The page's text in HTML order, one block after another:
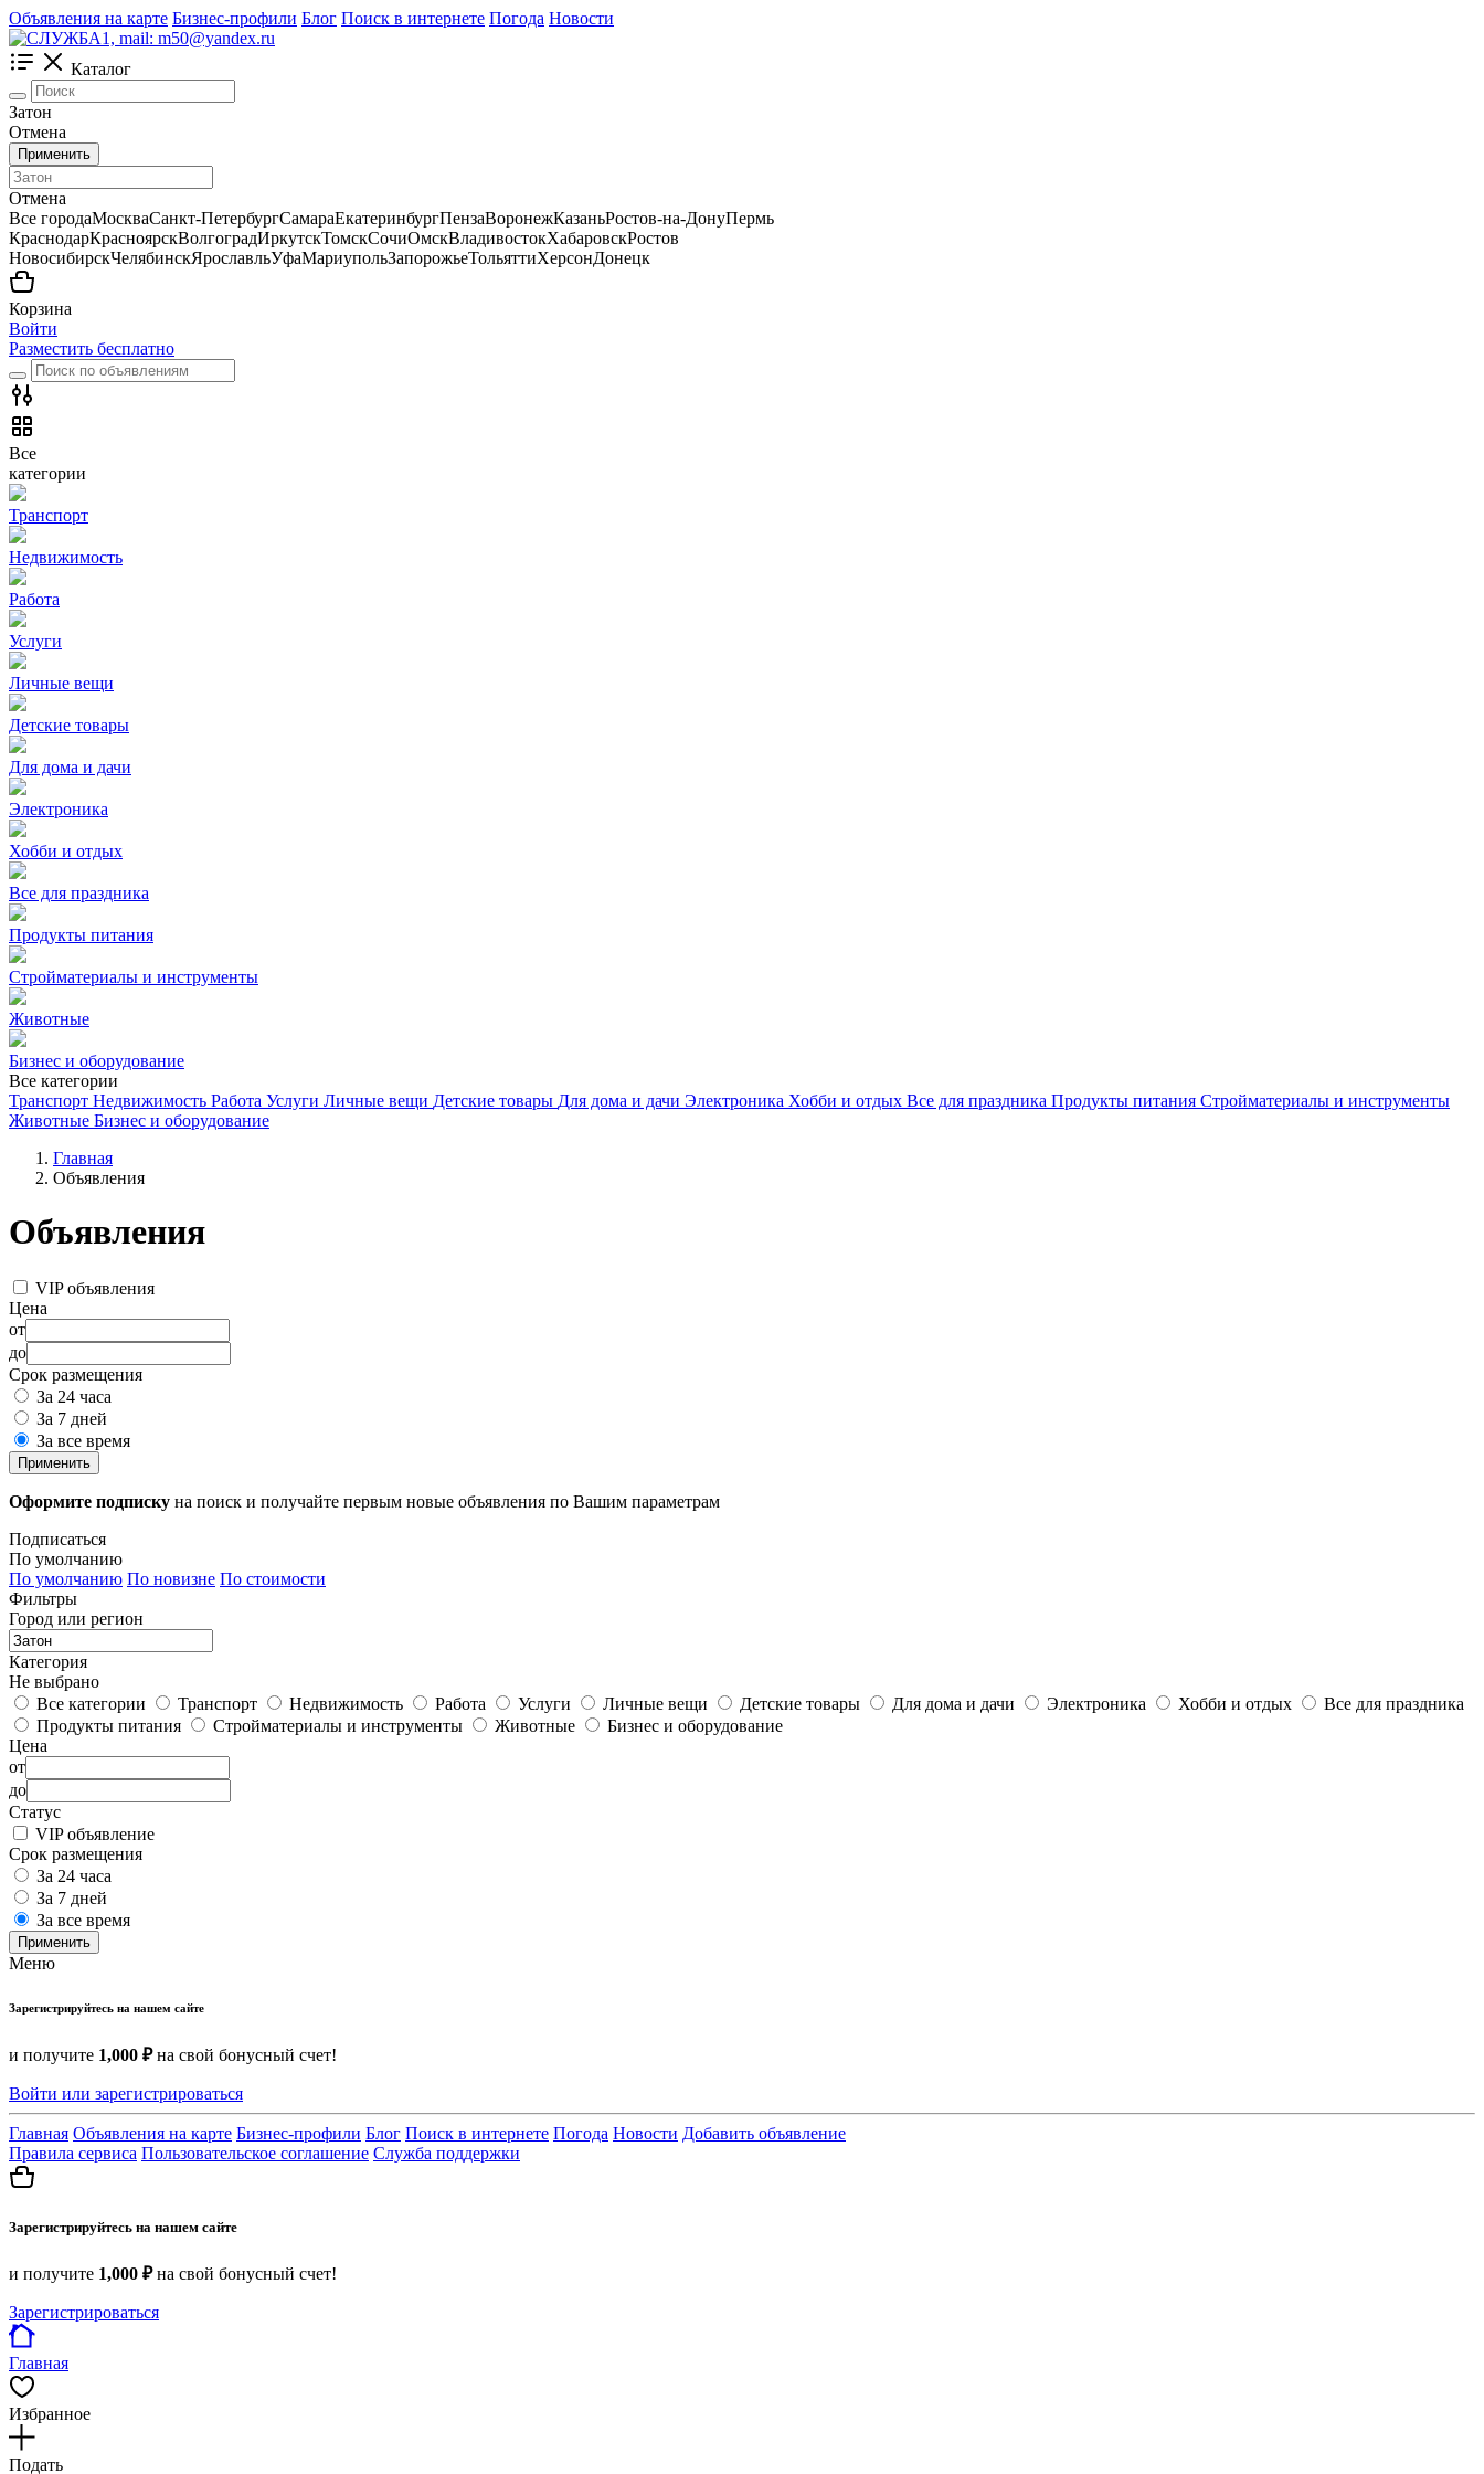
Объявления на карте Бизнес-профили Блог Поиск в интернете Погода Новости
Каталог
Затон
Отмена
Применить
Отмена
Все городаМоскваСанкт-ПетербургСамараЕкатеринбургПензаВоронежКазаньРостов-на-ДонуПермь
КраснодарКрасноярскВолгоградИркутскТомскСочиОмскВладивостокХабаровскРостов
НовосибирскЧелябинскЯрославльУфаМариупольЗапорожьеТольяттиХерсонДонецк
Корзина
Войти
Разместить бесплатно
Все
категории
Транспорт
Недвижимость
Работа
Услуги
Личные вещи
Детские товары
Для дома и дачи
Электроника
Хобби и отдых
Все для праздника
Продукты питания
Стройматериалы и инструменты
Животные
Бизнес и оборудование
Все категории
Транспорт Недвижимость Работа Услуги Личные вещи Детские товары Для дома и дачи Электроника Хобби и отдых Все для праздника Продукты питания Стройматериалы и инструменты
Животные Бизнес и оборудование
Главная
Объявления
Объявления
VIP объявления
Цена
от
до
Срок размещения
За 24 часа
За 7 дней
За все время
Применить
Оформите подписку на поиск и получайте первым новые объявления по Вашим параметрам
Подписаться
По умолчанию
По умолчанию По новизне По стоимости
Фильтры
Город или регион
Категория
Не выбрано
Все категории
Транспорт Недвижимость Работа Услуги Личные вещи Детские товары Для дома и дачи Электроника Хобби и отдых
Все для праздника
Продукты питания
Стройматериалы и инструменты Животные
Бизнес и оборудование
Цена
от
до
Статус
VIP объявление
Срок размещения
За 24 часа
За 7 дней
За все время
Применить
Меню
Зарегистрируйтесь на нашем сайте
и получите 1,000 ₽на свой бонусный счет!
Войти или зарегистрироваться
Главная Объявления на карте Бизнес-профили Блог Поиск в интернете Погода Новости Добавить объявление
Правила сервиса Пользовательское соглашение Служба поддержки
Зарегистрируйтесь на нашем сайте
и получите 1,000 ₽на свой бонусный счет!
Зарегистрироваться
Главная
Избранное
Подать